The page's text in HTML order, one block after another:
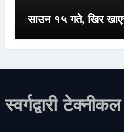
साउन १५ गते, खिर
स्वर्गद्वारी